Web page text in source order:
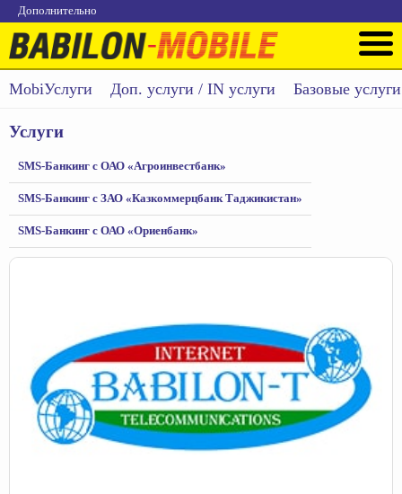
Дополнительно
MobiУслуги Доп. услуги / IN услуги Базовые услуги
Услуги
SMS-Банкинг с ОАО «Агроинвестбанк»
SMS-Банкинг с ЗАО «Казкоммерцбанк Таджикистан»
SMS-Банкинг с ОАО «Ориенбанк»